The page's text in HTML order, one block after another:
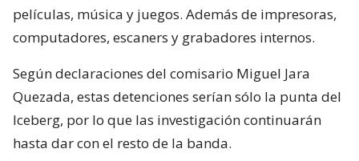
películas, música y juegos. Además de impresoras,
computadores, escaners y grabadores internos.
Según declaraciones del comisario Miguel Jara
Quezada, estas detenciones serían sólo la punta del
Iceberg, por lo que las investigación continuarán
hasta dar con el resto de la banda.